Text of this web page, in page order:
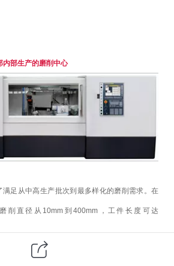
部生产的磨削中心
满足从中高生产批次到最多样化的磨削需求。在
削直径从10mm到400mm，工件长度可达
，肩部，锥形和球面，以及多边形和偏心轴。